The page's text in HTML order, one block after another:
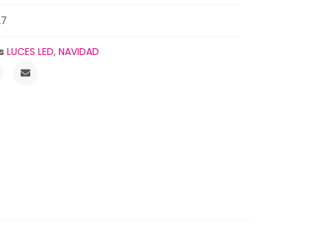
LUCES LED,NAVIDAD